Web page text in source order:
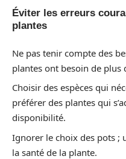
Éviter les erreurs
plantes
Ne pas tenir compte des
plantes ont besoin de plus
Choisir des espèces qui
préférer des plantes qui
disponibilité.
Ignorer le choix des pots ;
la santé de la plante.